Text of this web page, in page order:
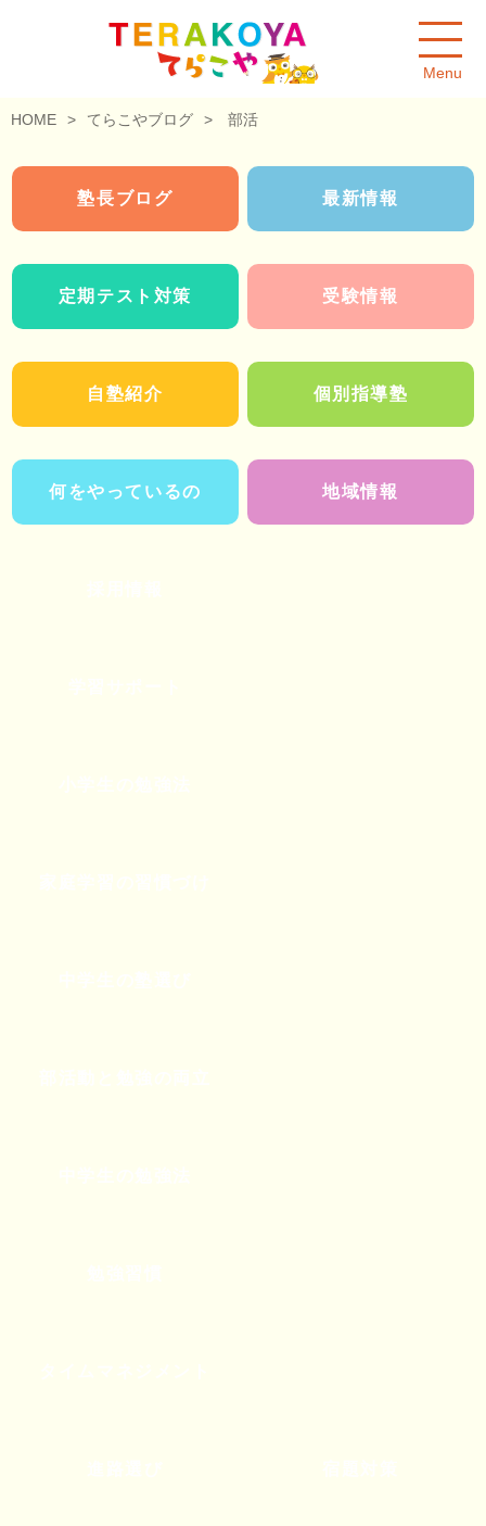
Menu
HOME > てらこやブログ > 部活
塾長ブログ 最新情報
定期テスト対策 受験情報
自塾紹介 個別指導塾
何をやっているの 地域情報